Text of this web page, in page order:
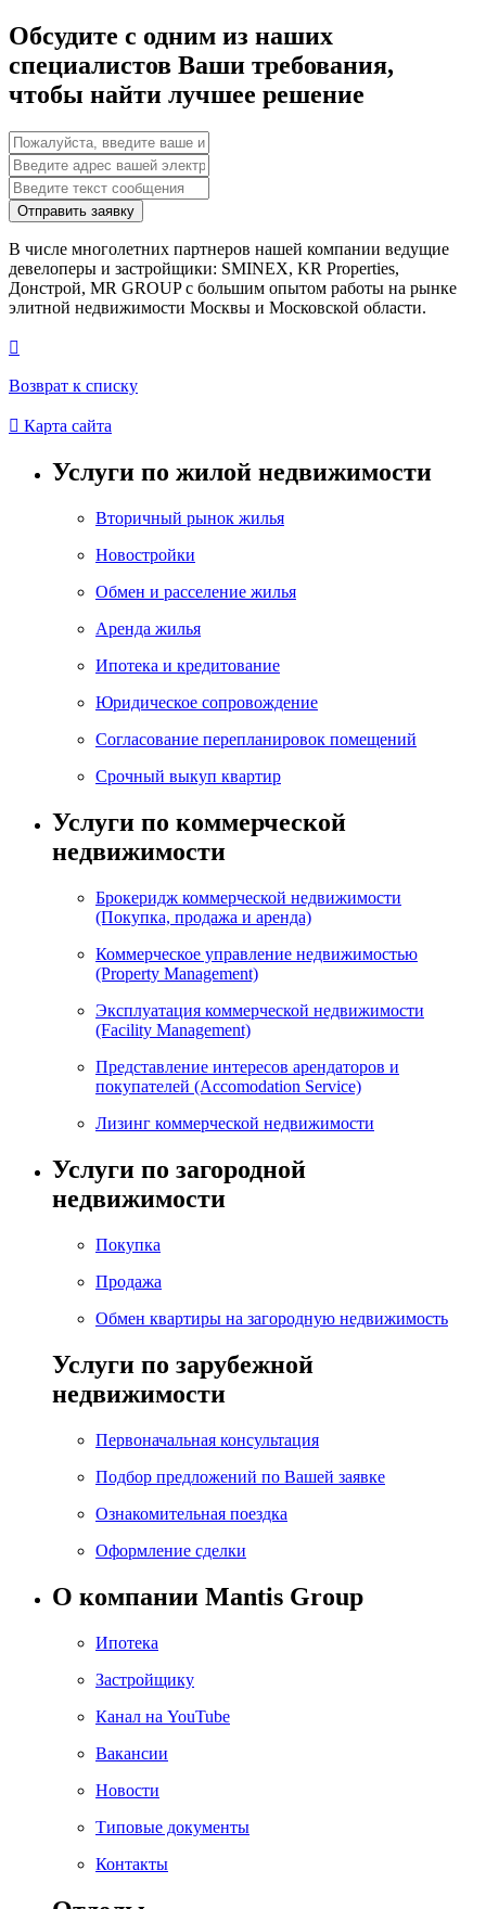
Обсудите с одним из наших
специалистов Ваши требования,
чтобы найти лучшее решение
Отправить заявку
В числе многолетних партнеров нашей компании ведущие
девелоперы и застройщики: SMINEX, KR Properties,
Донстрой, MR GROUP c большим опытом работы на рынке
элитной недвижимости Москвы и Московской области.

Возврат к списку
 Карта сайта
Услуги по жилой недвижимости
Вторичный рынок жилья
Новостройки
Обмен и расселение жилья
Аренда жилья
Ипотека и кредитование
Юридическое сопровождение
Согласование перепланировок помещений
Срочный выкуп квартир
Услуги по коммерческой
недвижимости
Брокеридж коммерческой недвижимости
(Покупка, продажа и аренда)
Коммерческое управление недвижимостью
(Property Management)
Эксплуатация коммерческой недвижимости
(Facility Management)
Представление интересов арендаторов и
покупателей (Accomodation Service)
Лизинг коммерческой недвижимости
Услуги по загородной
недвижимости
Покупка
Продажа
Обмен квартиры на загородную недвижимость
Услуги по зарубежной
недвижимости
Первоначальная консультация
Подбор предложений по Вашей заявке
Ознакомительная поездка
Оформление сделки
О компании Mantis Group
Ипотека
Застройщику
Канал на YouTube
Вакансии
Новости
Типовые документы
Контакты